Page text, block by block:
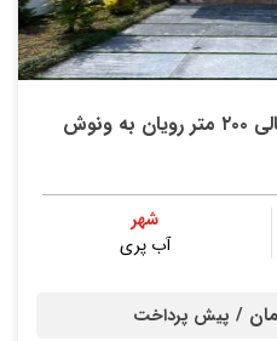
شهر
آب پری
پیش پرداخت